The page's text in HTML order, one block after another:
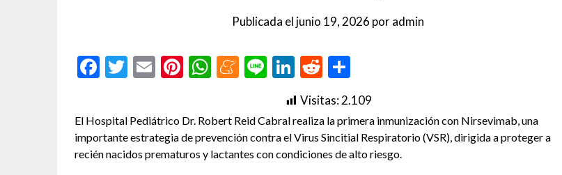
Publicada el junio 19, 2026 poradmin
Facebook
Twitter
EmailPinterest
WhatsApp
Meneame
LineLinkedIn
Reddit
Visitas:2.109
El Hospital Pediátrico Dr. Robert Reid Cabral realiza la primera inmunización con Nirsevimab, una
importante estrategia de prevención contra el Virus Sincitial Respiratorio (VSR), dirigida a proteger a
recién nacidos prematuros y lactantes con condiciones de alto riesgo.